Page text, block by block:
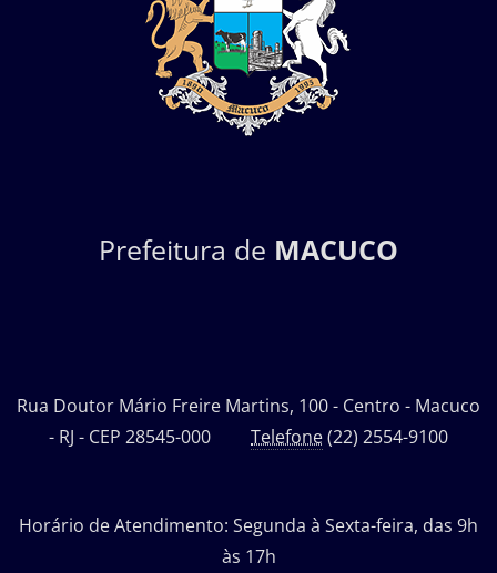
Prefeitura de MACUCO
Rua Doutor Mário Freire Martins, 100 - Centro - Macuco
- RJ - CEP 28545-000 Telefone(22) 2554-9100
Horário de Atendimento: Segunda à Sexta-feira, das 9h
às 17h